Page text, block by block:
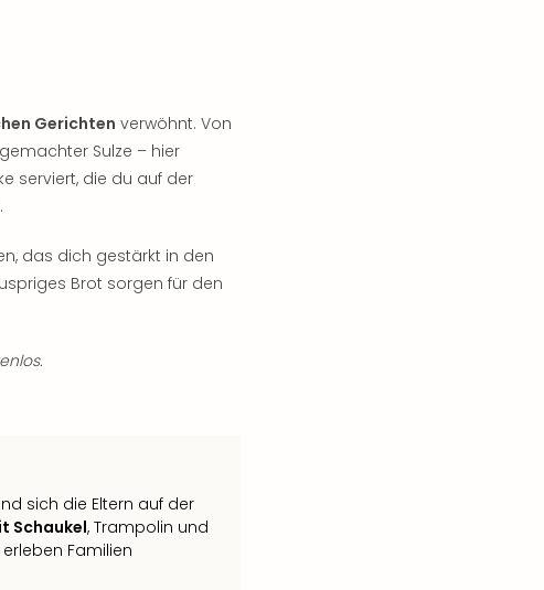
Gerichten verwöhnt. Von
Sulze – hier
serviert, die du auf der
das dich gestärkt in den
Brot sorgen für den
sich die Eltern auf der
Schaukel, Trampolin und
erleben Familien